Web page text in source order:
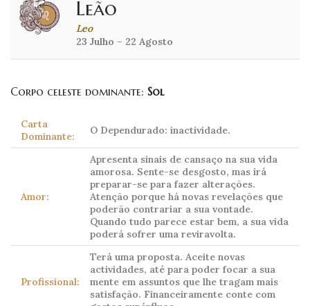
Leão
Leo
23 Julho – 22 Agosto
Corpo celeste dominante: Sol
Carta
Dominante:
O Dependurado: inactividade.
Amor:
Apresenta sinais de cansaço na sua vida
amorosa. Sente-se desgosto, mas irá
preparar-se para fazer alterações.
Atenção porque há novas revelações que
poderão contrariar a sua vontade.
Quando tudo parece estar bem, a sua vida
poderá sofrer uma reviravolta.
Profissional:
Terá uma proposta. Aceite novas
actividades, até para poder focar a sua
mente em assuntos que lhe tragam mais
satisfação. Financeiramente conte com